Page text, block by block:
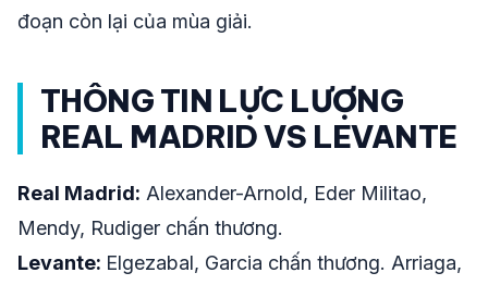
đoạn còn lại của mùa giải.
THÔNG TIN LỰC LƯỢNG
REAL MADRID VS LEVANTE
Real Madrid: Alexander-Arnold, Eder Militao,
Mendy, Rudiger chấn thương.
Levante: Elgezabal, Garcia chấn thương. Arriaga,